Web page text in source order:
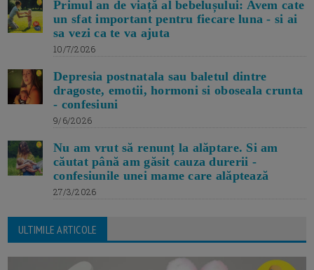
Primul an de viață al bebelușului: Avem cate
un sfat important pentru fiecare luna - si ai
sa vezi ca te va ajuta
10/7/2026
Depresia postnatala sau baletul dintre
dragoste, emotii, hormoni si oboseala crunta
- confesiuni
9/6/2026
Nu am vrut să renunț la alăptare. Si am
căutat până am găsit cauza durerii -
confesiunile unei mame care alăptează
27/3/2026
ULTIMILE ARTICOLE